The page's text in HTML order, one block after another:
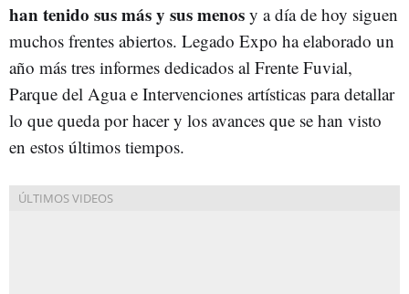
han tenido sus más y sus menos y a día de hoy siguen
muchos frentes abiertos. Legado Expo ha elaborado un
año más tres informes dedicados al Frente Fuvial,
Parque del Agua e Intervenciones artísticas para detallar
lo que queda por hacer y los avances que se han visto
en estos últimos tiempos.